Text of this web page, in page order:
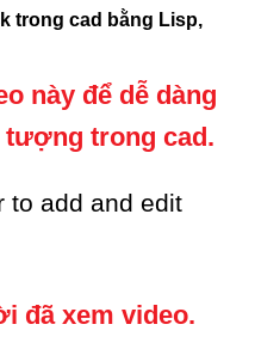
trong cad bằng Lisp,
này để dễ dàng
trong cad.
to add and edit
đã xem video.